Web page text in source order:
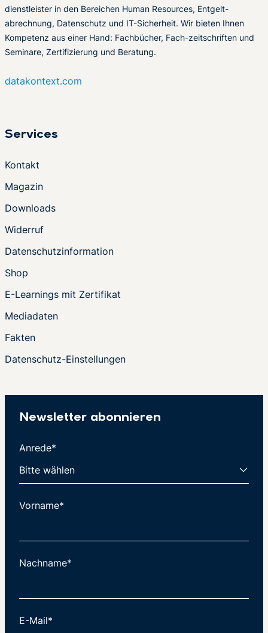
dienstleister in den Bereichen Human Resources, Entgelt-
abrechnung, Datenschutz und IT-Sicherheit. Wir bieten Ihnen
Kompetenz aus einer Hand: Fachbücher, Fach-zeitschriften und
Seminare, Zertifizierung und Beratung.
datakontext.com
Services
Kontakt
Magazin
Downloads
Widerruf
Datenschutzinformation
Shop
E-Learnings mit Zertifikat
Mediadaten
Fakten
Datenschutz-Einstellungen
Newsletter abonnieren
Anrede*
Vorname*
Nachname*
E-Mail*